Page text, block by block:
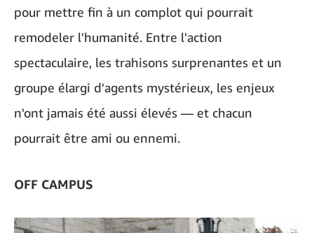
pour mettre fin à un complot qui pourrait
remodeler l'humanité. Entre l'action
spectaculaire, les trahisons surprenantes et un
groupe élargi d'agents mystérieux, les enjeux
n'ont jamais été aussi élevés — et chacun
pourrait être ami ou ennemi.
OFF CAMPUS